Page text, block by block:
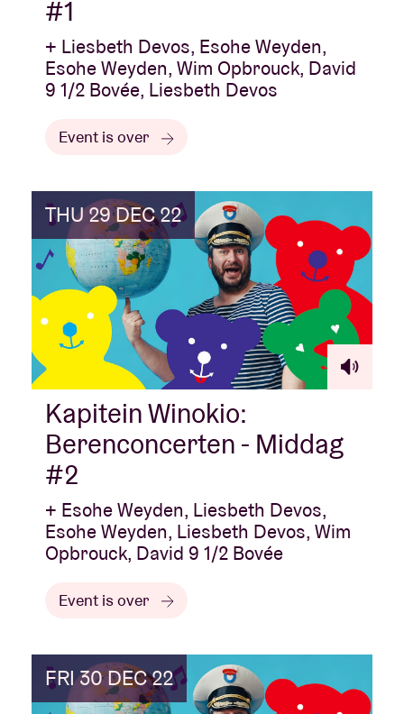
#1
+ Liesbeth Devos, Esohe Weyden,
Esohe Weyden, Wim Opbrouck, David
9 1/2 Bovée, Liesbeth Devos
Event is over
THU 29 DEC 22
Kapitein Winokio:
Berenconcerten - Middag
#2
+ Esohe Weyden, Liesbeth Devos,
Esohe Weyden, Liesbeth Devos, Wim
Opbrouck, David 9 1/2 Bovée
Event is over
FRI 30 DEC 22